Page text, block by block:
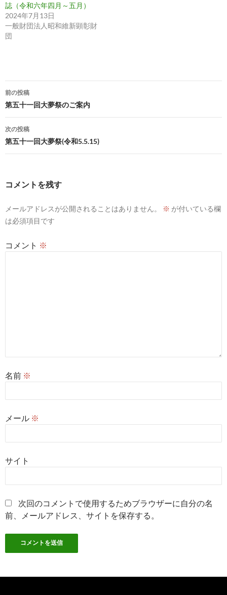
誌（令和六年四月～五月）
2024年7月13日
一般財団法人昭和維新顕彰財
団
投
稿
ナ
ビ
ゲ
ョ
前の投稿
第五十一回大夢祭のご案内
次の投稿
第五十一回大夢祭(令和5.5.15)
コメントを残す
メールアドレスが公開されることはありません。 ※ が付いている欄
は必須項目です
コメント ※
名前 ※
メール ※
サイト
次回のコメントで使用するためブラウザーに自分の名
前、メールアドレス、サイトを保存する。